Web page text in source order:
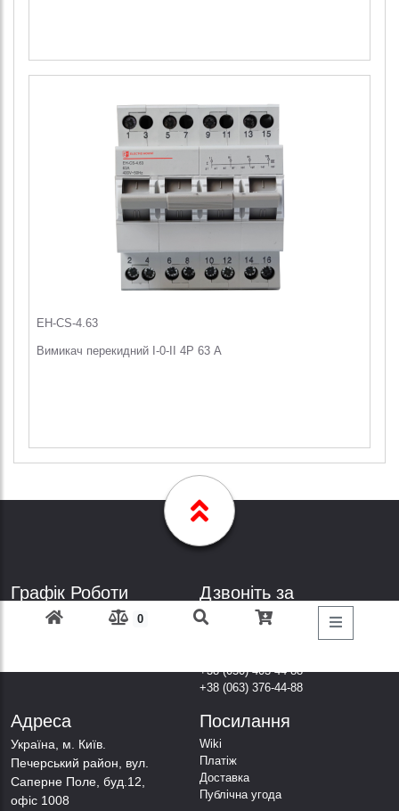
0
EH-CS-4.63
Вимикач перекидний I-0-II 4Р 63 А
Графік Роботи
Пн-Пт: з 9: 00 до 18: 00
Дзвоніть за
телефонами
+38 (050) 403-44-88
+38 (063) 376-44-88
Адреса
Українa, м. Київ.
Печерський район, вул.
Саперне Поле, буд.12,
офіс 1008
Посилання
Wiki
Платіж
Доставка
Публічна угода